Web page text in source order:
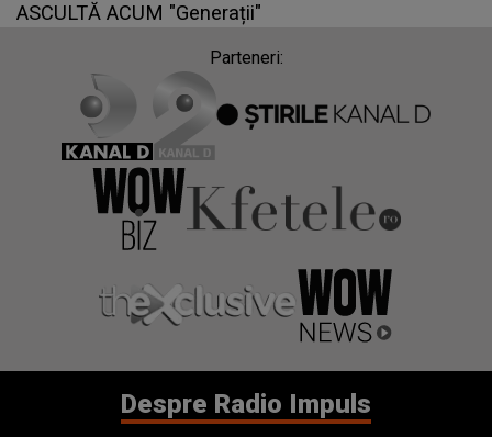
ASCULTĂ ACUM "Generații"
Parteneri:
Despre Radio Impuls